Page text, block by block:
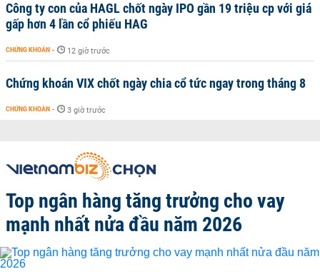
Công ty con của HAGL chốt ngày IPO gần 19 triệu cp với giá
gấp hơn 4 lần cổ phiếu HAG
CHỨNG KHOÁN - 12 giờ trước
Chứng khoán VIX chốt ngày chia cổ tức ngay trong tháng 8
CHỨNG KHOÁN - 3 giờ trước
Top ngân hàng tăng trưởng cho vay
mạnh nhất nửa đầu năm 2026